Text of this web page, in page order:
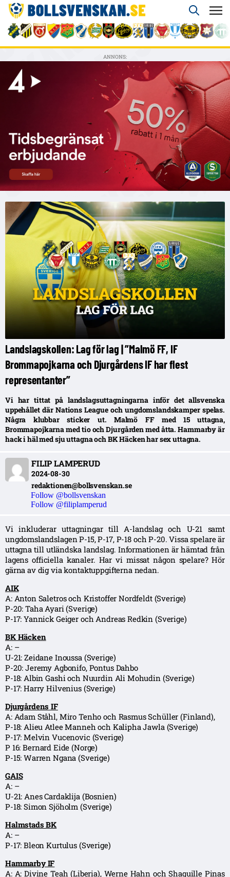
ANNONS:
Landslagskollen: Lag för lag | ”Malmö FF, IF
Brommapojkarna och Djurgårdens IF har flest
representanter”
Vi har tittat på landslagsuttagningarna inför det allsvenska
uppehållet där Nations League och ungdomslandskamper spelas.
Några klubbar sticker ut. Malmö FF med 15 uttagna,
Brommapojkarna med tio och Djurgården med åtta. Hammarby är
hack i häl med sju uttagna och BK Häcken har sex uttagna.
FILIP LAMPERUD
2024-08-30
redaktionen@bollsvenskan.se
Follow @bollsvenskan
Follow @filiplamperud
Vi inkluderar uttagningar till A-landslag och U-21 samt
ungdomslandslagen P-15, P-17, P-18 och P-20. Vissa spelare är
uttagna till utländska landslag. Informationen är hämtad från
lagens officiella kanaler. Har vi missat någon spelare? Hör
gärna av dig via kontaktuppgifterna nedan.
AIK
A: Anton Saletros och Kristoffer Nordfeldt (Sverige)
P-20: Taha Ayari (Sverige)
P-17: Yannick Geiger och Andreas Redkin (Sverige)
BK Häcken
A: –
U-21: Zeidane Inoussa (Sverige)
P-20: Jeremy Agbonifo, Pontus Dahbo
P-18: Albin Gashi och Nuurdin Ali Mohudin (Sverige)
P-17: Harry Hilvenius (Sverige)
Djurgårdens IF
A: Adam Ståhl, Miro Tenho och Rasmus Schüller (Finland),
P-18: Alieu Atlee Manneh och Kalipha Jawla (Sverige)
P-17: Melvin Vucenovic (Sverige)
P 16: Bernard Eide (Norge)
P-15: Warren Ngana (Sverige)
GAIS
A: –
U-21: Anes Cardaklija (Bosnien)
P-18: Simon Sjöholm (Sverige)
Halmstads BK
A: –
P-17: Bleon Kurtulus (Sverige)
Hammarby IF
A: A: Divine Teah (Liberia), Werne Hahn och Shaquille Pinas